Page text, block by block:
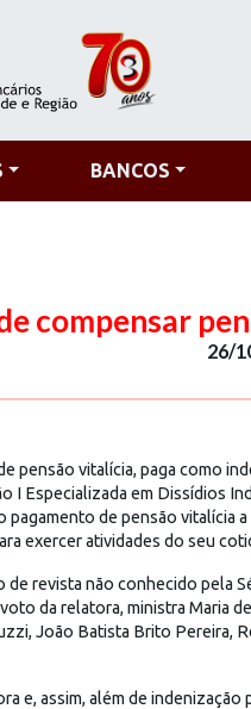
BANCOS
compensar
26/
pensão vitalícia, paga como
I Especializada em Dissídios
pagamento de pensão
exercer atividades do seu
de revista não conhecido pela
da relatora, ministra Maria
João Batista Brito Pereira,
e, assim, além de